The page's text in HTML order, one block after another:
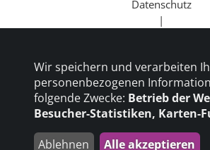
Datenschutz
|
Beratung
|
Goldener Rollstuhl
|
Wir speichern und verarbeiten
personenbezogenen
folgende Zwecke: Betrieb der
Besucher-Statistiken, Karten-
Ablehnen Alle akzeptieren